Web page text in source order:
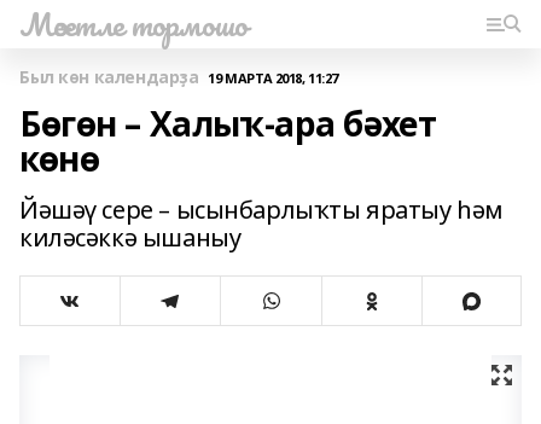
Мәсетле тормошо
Был көн календарҙа 19 МАРТА 2018, 11:27
Бөгөн – Халыҡ-ара бәхет
көнө
Йәшәү сере – ысынбарлыҡты яратыу һәм
киләсәккә ышаныу